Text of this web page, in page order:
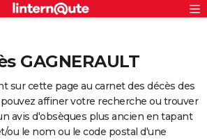
GAGNERAULT
sur cette page au carnet des décès des
pouvez affiner votre recherche ou trouver
avis d'obsèques plus ancien en tapant
ou le nom ou le code postal d'une